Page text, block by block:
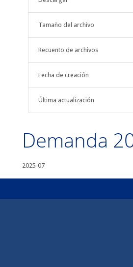
Tamaño del archivo
Recuento de archivos
Fecha de creación
Última actualización
Demanda
2025-07